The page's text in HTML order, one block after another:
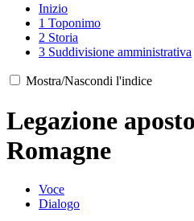
Inizio
1 Toponimo
2 Storia
3 Suddivisione amministrativa
Mostra/Nascondi l'indice
Legazione
Romagne
Voce
Dialogo